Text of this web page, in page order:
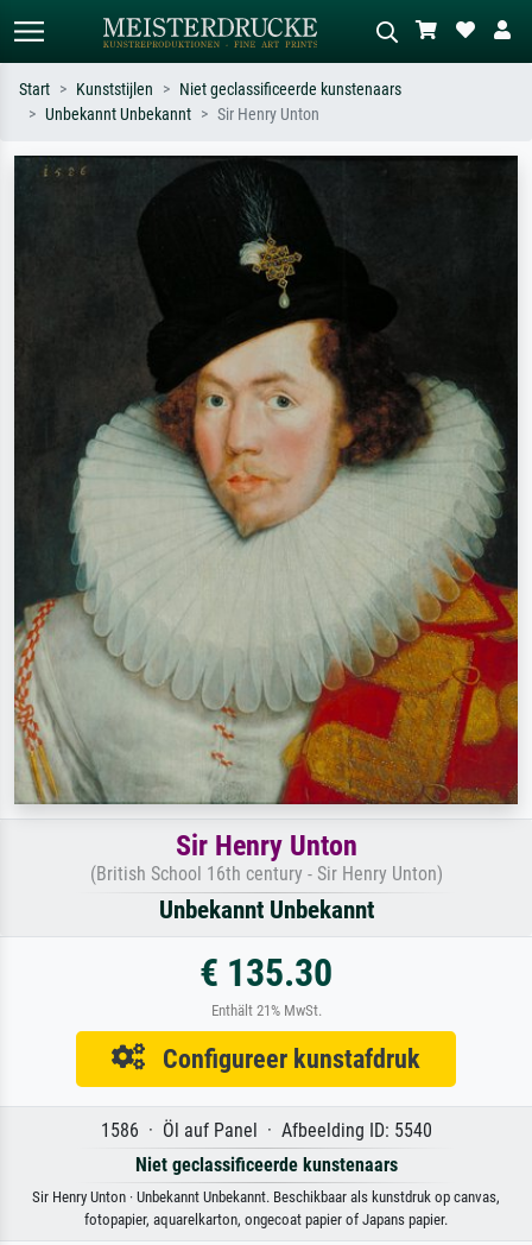
Zoek op kunstenaar, titel of stijl – bijv.
Monet, Sterrennacht, impressionisme,
Hokusai-golf, naakt.
Beschrijf de scène – bijv. groene
weide, abstract met veel rood, donker
olieverfschilderij, staand naakt naast
Start Kunststijlen
Niet geclassificeerde kunstenaars
Unbekannt Unbekannt
Sir Henry Unton
Sir Henry Unton
(British School 16th century - Sir Henry Unton)
Unbekannt Unbekannt
€ 135.30
Enthält 21% MwSt.
Configureer kunstafdruk
1586 · Öl auf Panel · Afbeelding ID: 5540
Niet geclassificeerde kunstenaars
Sir Henry Unton · Unbekannt Unbekannt. Beschikbaar als kunstdruk op canvas,
fotopapier, aquarelkarton, ongecoat papier of Japans papier.